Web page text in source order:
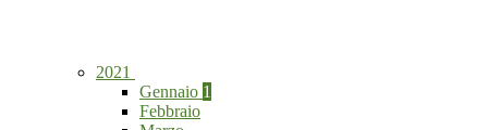
2021
Gennaio 1
Febbraio